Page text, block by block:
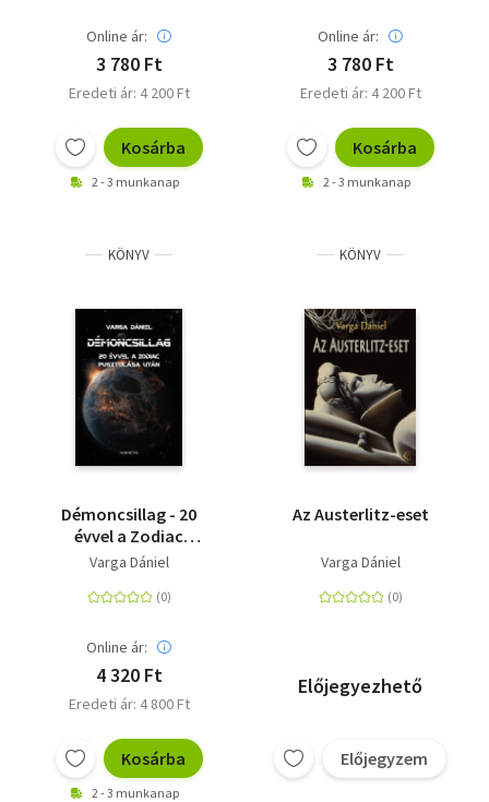
Online ár:
3 780 Ft
Eredeti ár: 4 200 Ft
Kosárba
2 - 3 munkanap
Online ár:
3 780 Ft
Eredeti ár: 4 200 Ft
Kosárba
2 - 3 munkanap
KÖNYV
Démoncsillag - 20
évvel a Zodiac
pusztulás után
Varga Dániel
Online ár:
4 320 Ft
Eredeti ár: 4 800 Ft
Kosárba
2 - 3 munkanap
KÖNYV
Az Austerlitz-eset
Varga Dániel
Előjegyezhető
Előjegyzem